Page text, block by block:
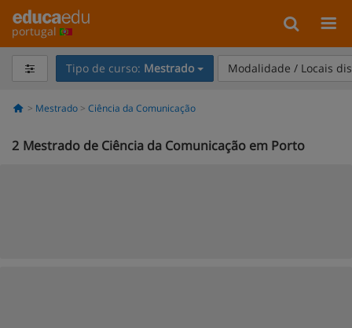
portugal
Tipo de curso: Mestrado Modalidade / Locais
Mestrado Ciência da Comunicação
2 Mestrado de Ciência da Comunicação em Porto